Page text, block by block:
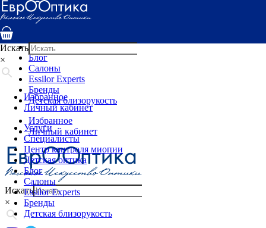
Услуги
Специалисты
Детская оптика
Блог
Салоны
Essilor Experts
Бренды
Детская близорукость
Избранное
Личный кабинет
Искать
×
Искать
×
Избранное
Личный кабинет
Услуги
Специалисты
Центр контроля миопии
Детская оптика
Блог
Салоны
Essilor Experts
Бренды
Детская близорукость